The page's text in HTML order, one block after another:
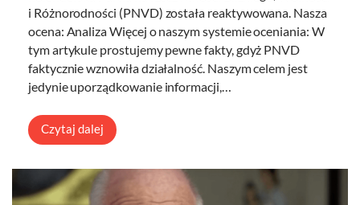
i Różnorodności (PNVD) została reaktywowana. Nasza
ocena: Analiza Więcej o naszym systemie oceniania: W
tym artykule prostujemy pewne fakty, gdyż PNVD
faktycznie wznowiła działalność. Naszym celem jest
jedynie uporządkowanie informacji,…
Czytaj dalej